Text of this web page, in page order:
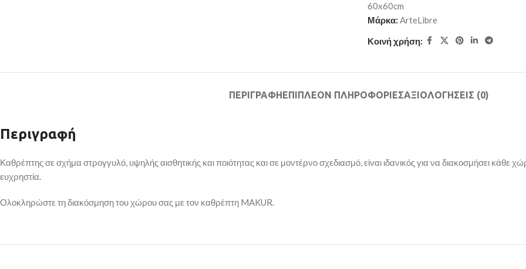
60x60cm
Μάρκα: ArteLibre
Κοινή χρήση:
ΠΕΡΙΓΡΑΦΉΕΠΙΠΛΈΟΝ ΠΛΗΡΟΦΟΡΊΕΣΑΞΙΟΛΟΓΉΣΕΙΣ (0)
Περιγραφή
Καθρέπτης σε σχήμα στρογγυλό, υψηλής αισθητικής και ποιότητας και σε μοντέρνο σχεδιασμό, είναι ιδανικός για να διακοσμήσει κάθε
ευχρηστία.
Ολοκληρώστε τη διακόσμηση του χώρου σας με τον καθρέπτη MAKUR.